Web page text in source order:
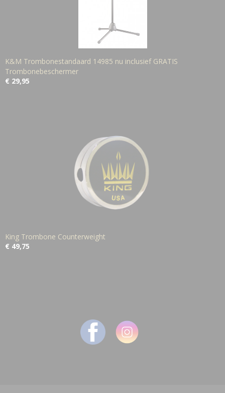
K&M Trombonestandaard 14985 nu inclusief GRATIS
Trombonebeschermer
€ 29,95
King Trombone Counterweight
€ 49,75